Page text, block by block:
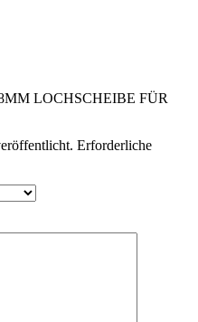
LOCHSCHEIBE FÜR
Erforderliche